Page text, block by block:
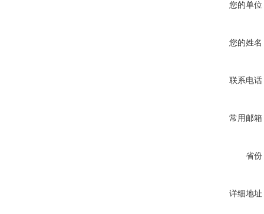
您的单位
您的姓名
联系电话
常用邮箱
省份
详细地址